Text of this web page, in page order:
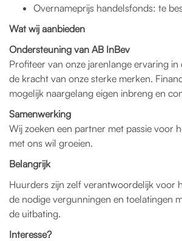
Overnameprijs handelsfonds: te
Wat wij aanbieden
Ondersteuning van AB InBev
Profiteer van onze jarenlange ervaring
de kracht van onze sterke merken.
mogelijk naargelang eigen inbreng en
Samenwerking
Wij zoeken een partner met passie voor
met ons wil groeien.
Belangrijk
Huurders zijn zelf verantwoordelijk voor
de nodige vergunningen en toelatingen
de uitbating.
Interesse?